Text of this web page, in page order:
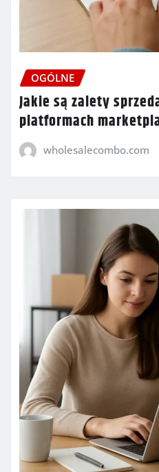
OGÓLNE
Jakie są zalety
platformach
wholesalecombo.com